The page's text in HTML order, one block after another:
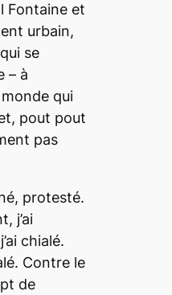
Fontaine et
urbain,
se
– à
qui
pout pout
pas
protesté.
j’ai
chialé.
Contre le
de